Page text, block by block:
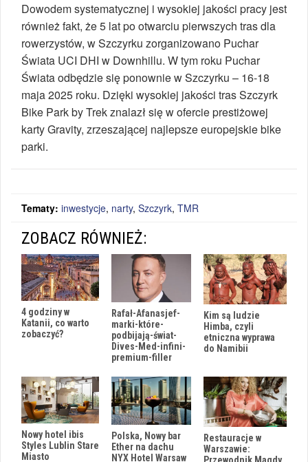
Dowodem systematycznej i wysokiej jakości pracy jest
również fakt, że 5 lat po otwarciu pierwszych tras dla
rowerzystów, w Szczyrku zorganizowano Puchar
Świata UCI DHI w Downhillu. W tym roku Puchar
Świata odbędzie się ponownie w Szczyrku – 16-18
maja 2025 roku. Dzięki wysokiej jakości tras Szczyrk
Bike Park by Trek znalazł się w ofercie prestiżowej
karty Gravity, zrzeszającej najlepsze europejskie bike
parki.
Tematy: inwestycje, narty, Szczyrk, TMR
ZOBACZ RÓWNIEŻ:
4 godziny w
Katanii, co warto
zobaczyć?
Rafał-Afanasjef-
marki-które-
podbijają-świat-
Dives-Med-infini-
premium-filler
Kim są ludzie
Himba, czyli
etniczna wyprawa
do Namibii
Nowy hotel ibis
Styles Lublin Stare
Miasto
Polska, Nowy bar
Ether na dachu
NYX Hotel Warsaw
Restauracje w
Warszawie:
Przewodnik Magdy